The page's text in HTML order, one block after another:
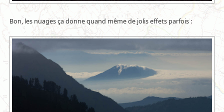
Bon, les nuages ça donne quand même de jolis effets parfois :